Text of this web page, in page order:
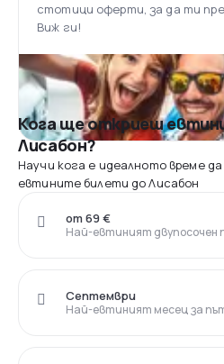
стотици оферти, за да ти
Виж ги!
Кога ще откриеш
Лисабон?
Научи кога е идеалното време
евтините билети до Лисабон
Най-евтиният двупосочен
от 69 €
Най-евтиният месец за
Септември